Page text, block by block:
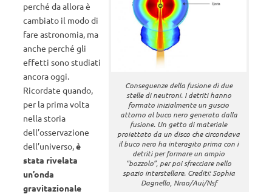
Conseguenze della fusione di due
stelle di neutroni. I detriti hanno
formato inizialmente un guscio
attorno al buco nero generato dalla
fusione. Un getto di materiale
proiettato da un disco che circondava
il buco nero ha interagito prima con i
detriti per formare un ampio
“bozzolo”, per poi sfrecciare nello
spazio interstellare. Crediti: Sophia
Dagnello, Nrao/Aui/Nsf
perché da allora è
cambiato il modo di
fare astronomia, ma
anche perché gli
effetti sono studiati
ancora oggi.
Ricordate quando,
per la prima volta
nella storia
dell’osservazione
dell’universo,è
stata rivelata
un’onda
gravitazionale